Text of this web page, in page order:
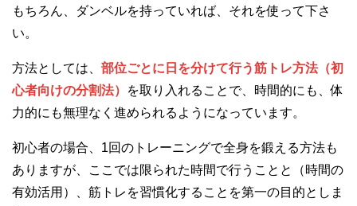
もちろん、ダンベルを持っていれば、それを使って下さ
い。
方法としては、 部位ごとに日を分けて行う筋トレ方法（初
心者向けの分割法）
を取り入れることで、時間的にも、体
力的にも無理なく進められるようになっています。
初心者の場合、1回のトレーニングで全身を鍛える方法も
ありますが、ここでは限られた時間で行うことと（時間の
有効活用）、筋トレを習慣化することを第一の目的としま